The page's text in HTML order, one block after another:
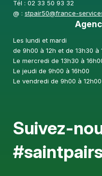
Tél : 02 33 50 93 32
@ : stpair50@france-
Les lundi et mardi
de 9h00 à 12h et de 13h30 à
Le mercredi de 13h30 à
Le jeudi de 9h00 à 16h00
Le vendredi de 9h00 à 12h00
Suivez-